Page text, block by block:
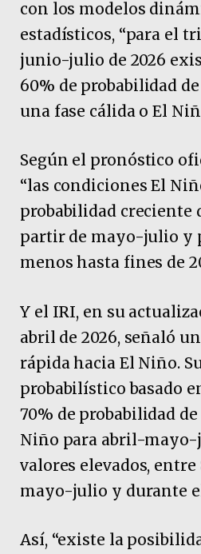
con los modelos
estadísticos, “para el
junio-julio de 2026
60% de probabilidad
una fase cálida o El
Según el pronóstico
“las condiciones El
probabilidad creciente
partir de mayo-julio y
menos hasta fines de
Y el IRI, en su
abril de 2026, señaló
rápida hacia El Niño.
probabilístico basado
70% de probabilidad
Niño para abril-mayo-
valores elevados, entre
mayo-julio y durante
Así, “existe la